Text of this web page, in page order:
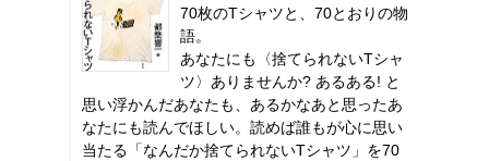
70枚のTシャツと、70とおりの物
語。
あなたにも〈捨てられないTシャ
ツ〉ありませんか? あるある! と
思い浮かんだあなたも、あるかなあと思ったあ
なたにも読んでほしい。読めば誰もが心に思い
当たる「なんだか捨てられないTシャツ」を70